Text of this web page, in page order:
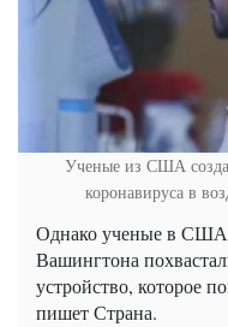
Ученые из США
коронавируса в
Однако ученые в
Вашингтона
устройство, которое
пишет Страна.